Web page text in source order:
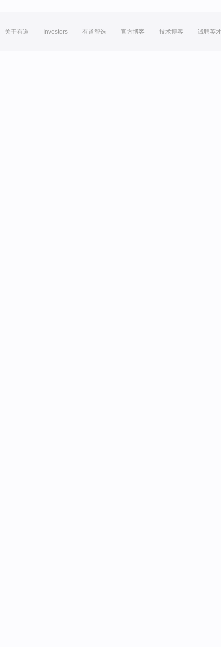
关于有道 Investors 有道智选 官方博客 技术博客 诚聘英才